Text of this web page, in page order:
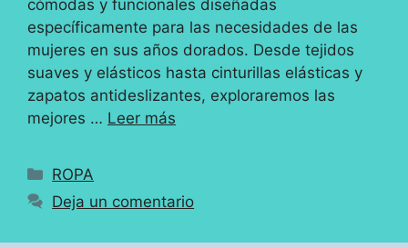
cómodas y funcionales diseñadas
específicamente para las necesidades de las
mujeres en sus años dorados. Desde tejidos
suaves y elásticos hasta cinturillas elásticas y
zapatos antideslizantes, exploraremos las
mejores … Leer más
Categorías
ROPA
Deja un comentario